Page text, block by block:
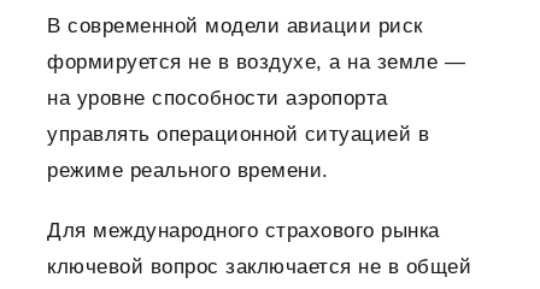
В современной модели авиации риск
формируется не в воздухе, а на земле —
на уровне способности аэропорта
управлять операционной ситуацией в
режиме реального времени.
Для международного страхового рынка
ключевой вопрос заключается не в общей